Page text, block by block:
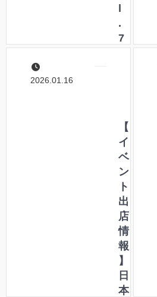
テ
ー
を
ご
紹
介
い
た
だ
き
ま
し
た
！
.
7
ン
ハ
ウ
ス
オ
リ
ジ
ナ
ル
ス
テ
ー
2026.01.16
【
イ
ベ
ン
ト
出
店
情
報
】
日
本